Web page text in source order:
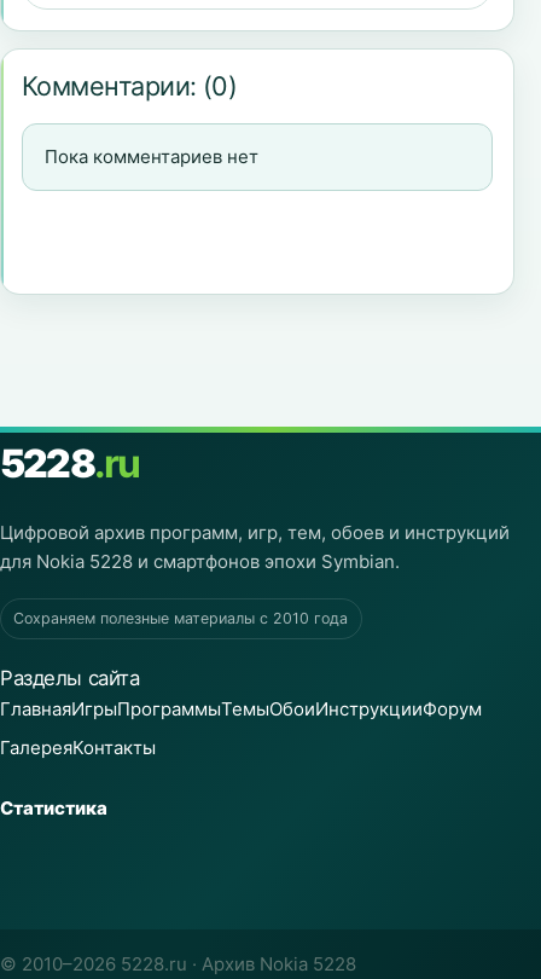
Комментарии: (0)
Пока комментариев нет
5228.ru
Цифровой архив программ, игр, тем, обоев и инструкций
для Nokia 5228 и смартфонов эпохи Symbian.
Сохраняем полезные материалы с 2010 года
Разделы сайта
ГлавнаяИгрыПрограммыТемыОбоиИнструкцииФорум
ГалереяКонтакты
Статистика
© 2010–2026 5228.ru · Архив Nokia 5228